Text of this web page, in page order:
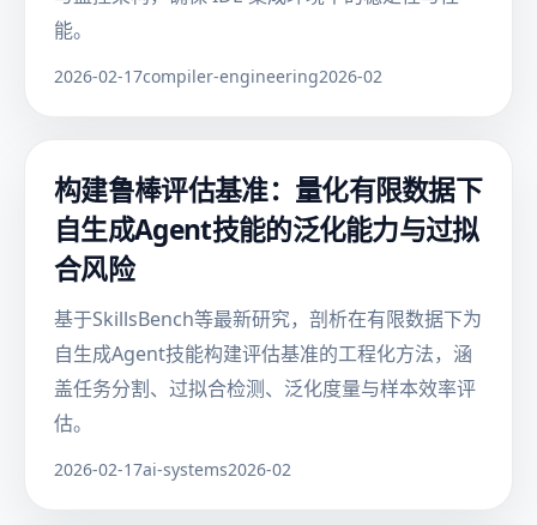
能。
2026-02-17compiler-engineering2026-02
构建鲁棒评估基准：量化有限数据下
自生成Agent技能的泛化能力与过拟
合风险
基于SkillsBench等最新研究，剖析在有限数据下为
自生成Agent技能构建评估基准的工程化方法，涵
盖任务分割、过拟合检测、泛化度量与样本效率评
估。
2026-02-17ai-systems2026-02